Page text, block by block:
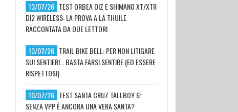
13/07/26 TEST ORBEA OIZ E SHIMANO XT/XTR
DI2 WIRELESS: LA PROVA A LA THUILE
RACCONTATA DA DUE LETTORI
13/07/26 TRAIL BIKE BELL: PER NON LITIGARE
SUI SENTIERI… BASTA FARSI SENTIRE (ED ESSERE
RISPETTOSI)
10/07/26 TEST SANTA CRUZ TALLBOY 6:
SENZA VPP È ANCORA UNA VERA SANTA?